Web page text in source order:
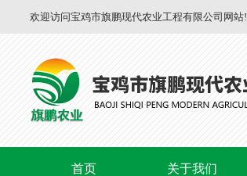
欢迎访问宝鸡市旗鹏现代农业工程有限公司网站!
首页 关于我们